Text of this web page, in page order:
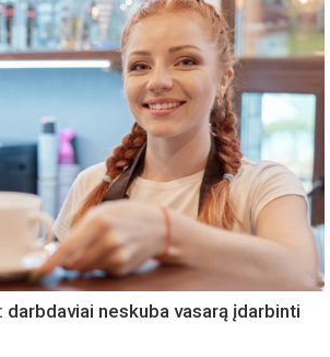
darbdaviai neskuba vasarą įdarbinti